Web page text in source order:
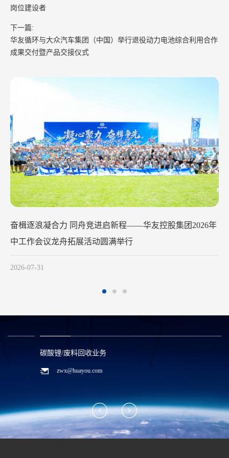
楫逐浪凝合力 同舟竞进启新程——华友控股集团2026年
工作会议龙舟拓展活动圆满举行
07-31
岗位建设者
下一篇:
华友循环与大众汽车集团（中国）举行退役动力电池综合利用合作
成果交付暨产品交接仪式
碳酸锂/废料回收业务
zwx@huayou.com